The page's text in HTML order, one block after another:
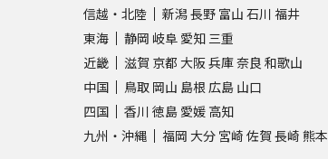
信越・北陸
新潟長野 富山 石川 福井
東海
静岡 岐阜 愛知 三重
近畿
滋賀 京都 大阪兵庫奈良 和歌山
中国
鳥取 岡山 島根 広島 山口
四国
香川 徳島 愛媛 高知
九州・沖縄
福岡 大分 宮崎 佐賀 長崎 熊本